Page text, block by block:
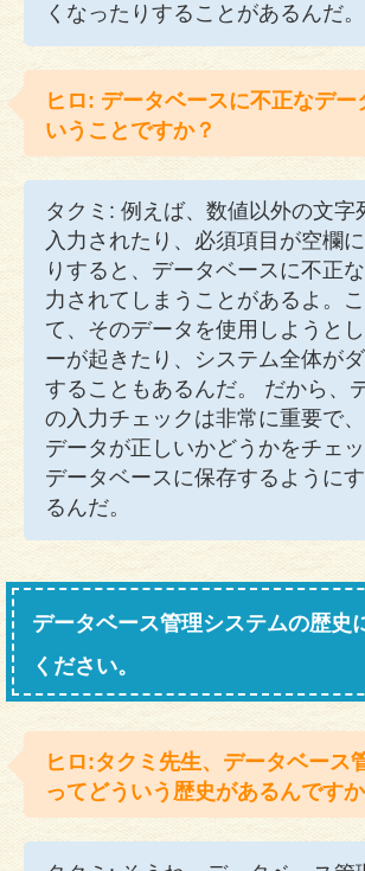
くなったりすることがあるんだ。
ヒロ: データベースに不正なデー
いうことですか？
タクミ: 例えば、数値以外の文字
入力されたり、必須項目が空欄
りすると、データベースに不正
力されてしまうことがあるよ。
て、そのデータを使用しようと
ーが起きたり、システム全体が
することもあるんだ。 だから、
の入力チェックは非常に重要で
データが正しいかどうかをチェ
データベースに保存するように
るんだ。
データベース管理システムの歴史
ください。
ヒロ:タクミ先生、データベース
ってどういう歴史があるんですか